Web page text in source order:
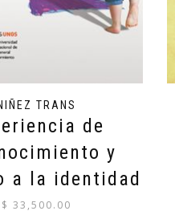
TRANS
de
y
a la identidad
$ 33,500.00